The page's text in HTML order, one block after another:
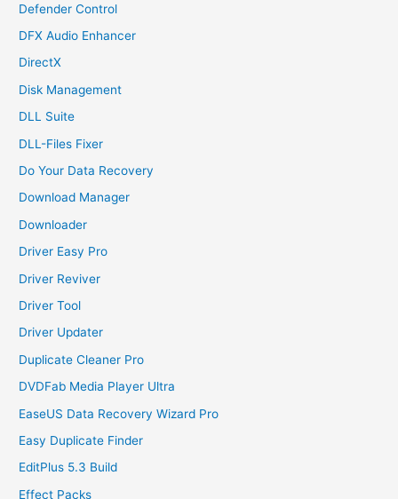
Defender Control
DFX Audio Enhancer
DirectX
Disk Management
DLL Suite
DLL-Files Fixer
Do Your Data Recovery
Download Manager
Downloader
Driver Easy Pro
Driver Reviver
Driver Tool
Driver Updater
Duplicate Cleaner Pro
DVDFab Media Player Ultra
EaseUS Data Recovery Wizard Pro
Easy Duplicate Finder
EditPlus 5.3 Build
Effect Packs